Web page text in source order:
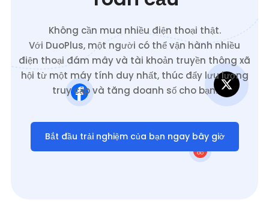
Không cần mua nhiều điện thoại thật.
Với DuoPlus, một người có thể vận hành nhiều
điện thoại đám mây và tài khoản truyền thông xã
hội từ một máy tính duy nhất, thúc đẩy lưu lượng
truy cập và tăng doanh số cho bạn.
Bắt đầu trải nghiệm của bạn ngay bây giờ